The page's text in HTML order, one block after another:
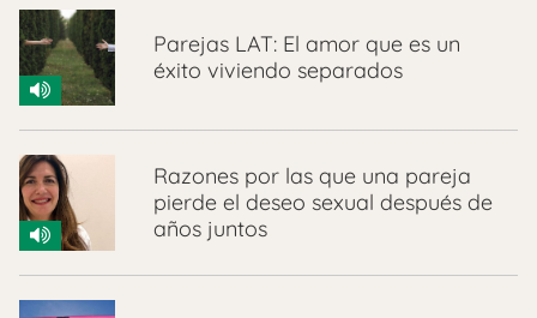
Parejas LAT: El amor que es un
éxito viviendo separados
Razones por las que una pareja
pierde el deseo sexual después de
años juntos